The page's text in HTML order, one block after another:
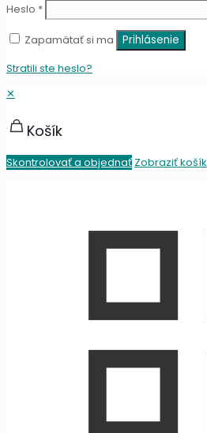
Heslo *
Zapamätať si ma
Prihlásenie
Stratili ste heslo?
✕
Košík
Skontrolovať a objednať Zobraziť košík